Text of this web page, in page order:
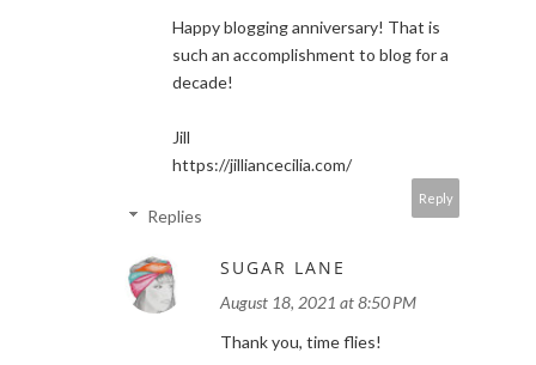
Happy blogging anniversary! That is
such an accomplishment to blog for a
decade!
Jill
https://jilliancecilia.com/
Reply
Replies
SUGAR LANE
August 18, 2021 at 8:50 PM
Thank you, time flies!